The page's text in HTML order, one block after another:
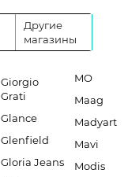
Другие
магазины
Giorgio
Grati
Glance
Glenfield
Gloria Jeans
MO
Maag
Madyart
Mavi
Modis